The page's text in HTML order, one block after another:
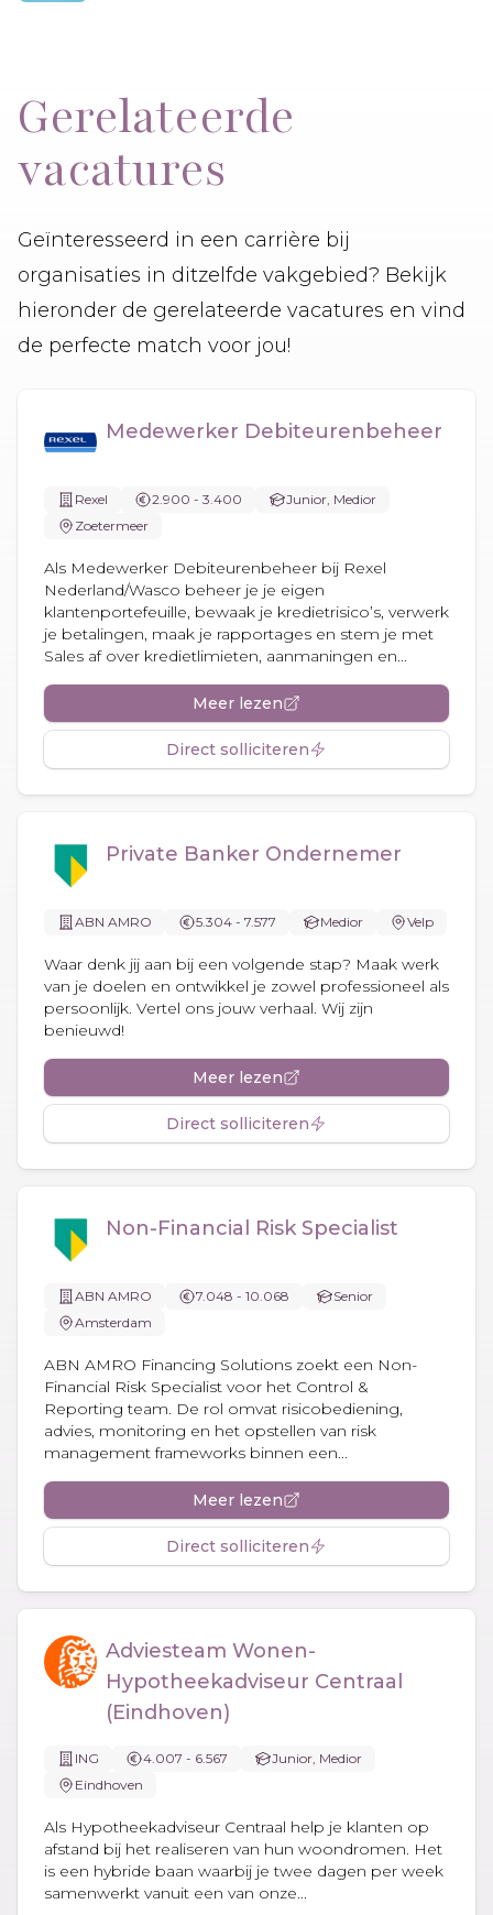
Gerelateerde
vacatures
Geïnteresseerd in een carrière bij
organisaties in ditzelfde vakgebied? Bekijk
hieronder de gerelateerde vacatures en vind
de perfecte match voor jou!
Medewerker Debiteurenbeheer
Rexel 2.900 - 3.400
Junior, Medior
Zoetermeer
Als Medewerker Debiteurenbeheer bij Rexel
Nederland/Wasco beheer je je eigen
klantenportefeuille, bewaak je kredietrisico’s, verwerk
je betalingen, maak je rapportages en stem je met
Sales af over kredietlimieten, aanmaningen en...
Meer lezen
Direct solliciteren
Private Banker Ondernemer
ABN AMRO 5.304 - 7.577 Medior Velp
Waar denk jij aan bij een volgende stap? Maak werk
van je doelen en ontwikkel je zowel professioneel als
persoonlijk. Vertel ons jouw verhaal. Wij zijn
benieuwd!
Meer lezen
Direct solliciteren
Non-Financial Risk Specialist
ABN AMRO 7.048 - 10.068
Senior
Amsterdam
ABN AMRO Financing Solutions zoekt een Non-
Financial Risk Specialist voor het Control &
Reporting team. De rol omvat risicobediening,
advies, monitoring en het opstellen van risk
management frameworks binnen een...
Meer lezen
Direct solliciteren
Adviesteam Wonen-
Hypotheekadviseur Centraal
(Eindhoven)
ING 4.007 - 6.567
Junior, Medior
Eindhoven
Als Hypotheekadviseur Centraal help je klanten op
afstand bij het realiseren van hun woondromen. Het
is een hybride baan waarbij je twee dagen per week
samenwerkt vanuit een van onze...